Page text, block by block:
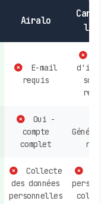
Airalo
E-mail
requis
Oui -
compte
complet
Collecte
des données
personnelles